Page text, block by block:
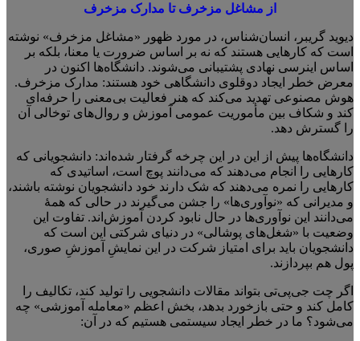
از مشاغل مزخرف تا مدارک مزخرف
دیوید گریبر، انسان‌شناس، در مورد ظهور «مشاغل مزخرف» نوشته
است که کارهایی هستند که نه بر اساس ضرورت یا معنا، بلکه بر
اساس اینرسی نهادی پشتیبانی می‌شوند. دانشگاه‌ها اکنون در
معرض خطر ایجاد دوقلوی دانشگاهی خود هستند: مدارک مزخرف.
هوش مصنوعی تهدید می‌کند که هنر فعالیت بی‌معنی را حرفه‌ای
کند و شکاف بین مأموریت عمومی آموزش و روال‌های توخالی آن
را گسترش دهد.
دانشگاه‌ها پیش از این در این چرخه گرفتار شده‌اند: دانشجویانی که
کارهایی را انجام می‌دهند که می‌دانند پوچ است، اساتیدی که
کارهایی را نمره می‌دهند که شک دارند خود دانشجویان نوشته باشند،
و مدیرانی که «نوآوری‌ها» را جشن می‌گیرند در حالی که همهٔ
می‌دانند این نوآوری‌ها در حال نابود کردن آموزش‌اند. تفاوت این
وضعیت با «شغل‌های پوشالی» در دنیای شرکتی این است که
دانشجویان باید برای امتیاز شرکت در این نمایشِ آموزشِ صوری،
پول هم بپردازند.
اگر چت جی‌پی‌تی بتواند مقالات دانشجویی را تولید کند، تکالیف را
کامل کند و حتی بازخورد بدهد، بخش اعظم «معامله آموزشی» چه
می‌شود؟ ما در خطر ایجاد سیستمی هستیم که در آن: